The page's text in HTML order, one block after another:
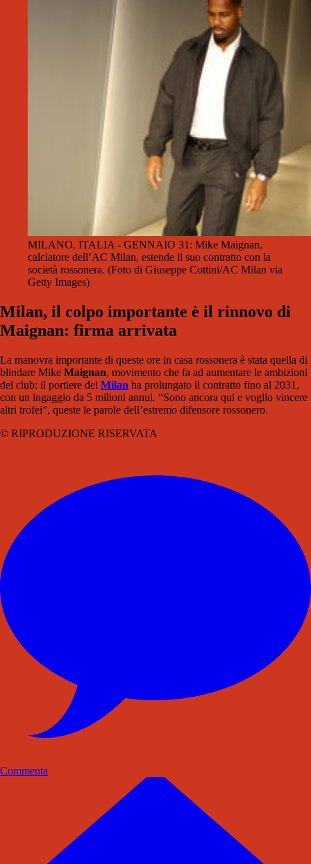
MILANO, ITALIA - GENNAIO 31: Mike Maignan,
calciatore dell’AC Milan, estende il suo contratto con la
società rossonera. (Foto di Giuseppe Cottini/AC Milan via
Getty Images)
Milan, il colpo importante è il rinnovo di
Maignan: firma arrivata
La manovra importante di queste ore in casa rossonera è stata quella di
blindare Mike Maignan, movimento che fa ad aumentare le ambizioni
del club: il portiere del Milan ha prolungato il contratto fino al 2031,
con un ingaggio da 5 milioni annui. “Sono ancora qui e voglio vincere
altri trofei”, queste le parole dell’estremo difensore rossonero.
© RIPRODUZIONE RISERVATA
Commenta